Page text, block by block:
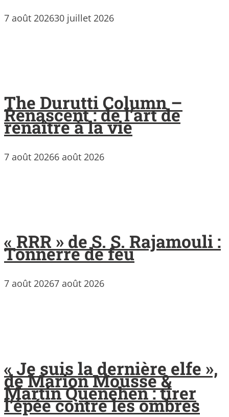
7 août 202630 juillet 2026
The Durutti Column –
Renascent : de l’art de
renaître à la vie
7 août 20266 août 2026
« RRR » de S. S. Rajamouli :
Tonnerre de feu
7 août 20267 août 2026
« Je suis la dernière elfe »,
de Marion Mousse &
Martin Quenehen : tirer
l’épée contre les ombres